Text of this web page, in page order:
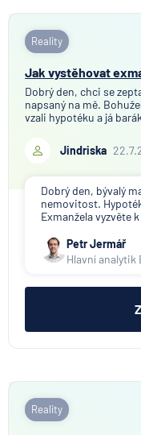
Reality
Jak vystěhovat
Dobrý den, chci se
napsaný na mě.
vzali hypotéku a já
Jindriska
Dobrý den, bývalý
nemovitost.
Exmanžela vyzvěte
Petr Jermář
Hlavní analytik
Reality